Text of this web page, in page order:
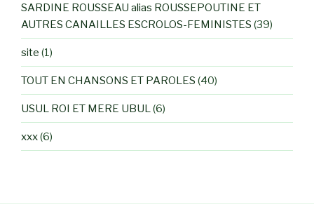
SARDINE ROUSSEAU alias ROUSSEPOUTINE ET
AUTRES CANAILLES ESCROLOS-FEMINISTES (39)
site (1)
TOUT EN CHANSONS ET PAROLES (40)
USUL ROI ET MERE UBUL(6)
xxx(6)